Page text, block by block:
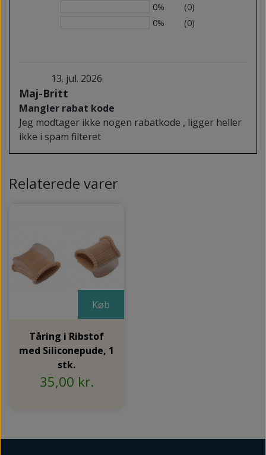
0%
(0)
0%
(0)
13. jul. 2026
Maj-Britt
Mangler rabat kode
Jeg modtager ikke nogen rabatkode , ligger heller
ikke i spam filteret
Relaterede varer
Køb
Tåring i Ribstof
med Siliconepude, 1
stk.
35,00 kr.